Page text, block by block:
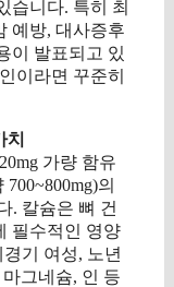
습니다. 특히 최
예방, 대사증후
이 발표되고 있
이라면 꾸준히
가량 함유
의
. 칼슘은 뼈 건
필수적인 영양
기 여성, 노년
그네슘, 인 등